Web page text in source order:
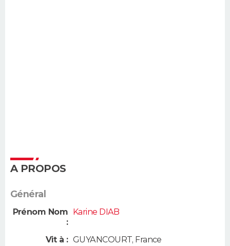
A PROPOS
Général
Prénom Nom
:
Karine DIAB
Vit à : GUYANCOURT, France